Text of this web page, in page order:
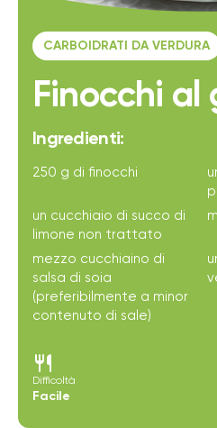
CARBOIDRATI DA VERDURA
Finocchi al
Ingredienti:
250 g di finocchi
un cucchiaio di succo di
limone non trattato
mezzo cucchiaino di
salsa di soia
(preferibilmente a minor
contenuto di sale)
restaurant
Difficoltà
Facile